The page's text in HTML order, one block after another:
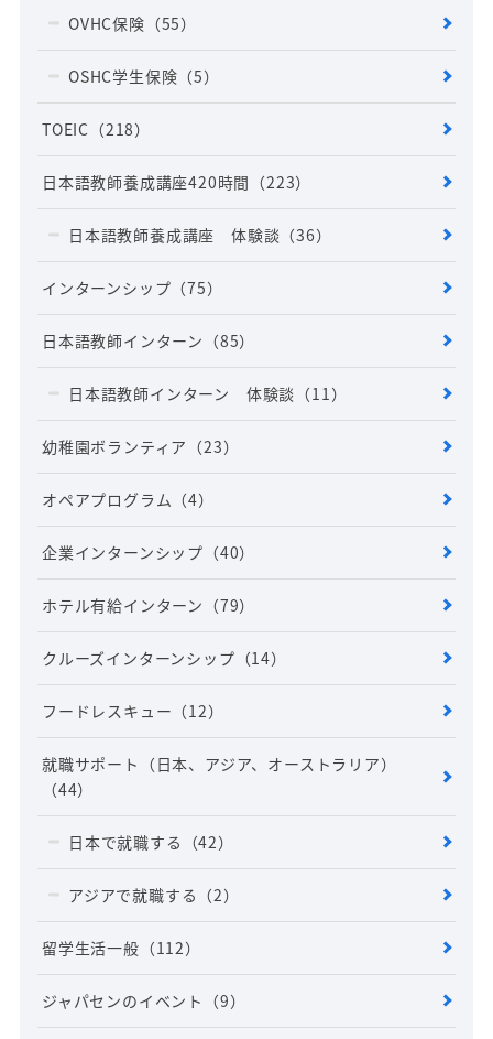
OVHC保険 （55）
OSHC学生保険 （5）
TOEIC （218）
日本語教師養成講座420時間 （223）
日本語教師養成講座 体験談 （36）
インターンシップ （75）
日本語教師インターン （85）
日本語教師インターン 体験談 （11）
幼稚園ボランティア （23）
オペアプログラム （4）
企業インターンシップ （40）
ホテル有給インターン （79）
クルーズインターンシップ （14）
フードレスキュー （12）
就職サポート（日本、アジア、オーストラリア）
（44）
日本で就職する （42）
アジアで就職する （2）
留学生活一般 （112）
ジャパセンのイベント （9）